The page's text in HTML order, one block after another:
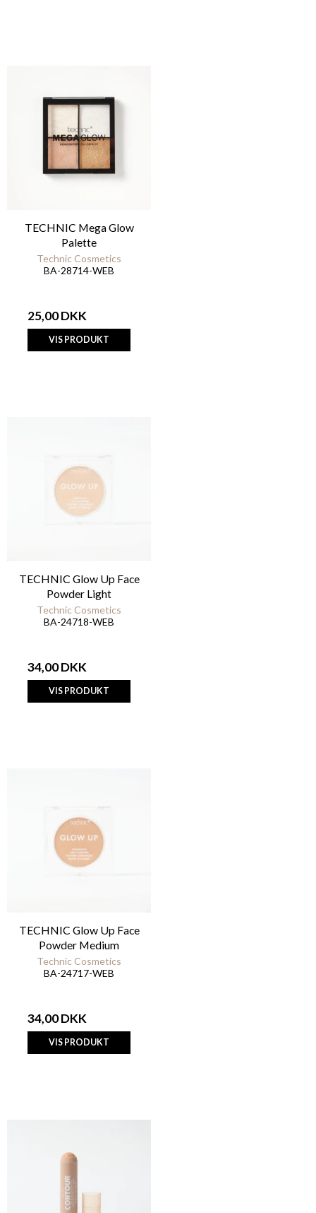
TECHNIC Mega Glow
Palette
Technic Cosmetics
BA-28714-WEB
25,00 DKK
VIS PRODUKT
TECHNIC Glow Up Face
Powder Light
Technic Cosmetics
BA-24718-WEB
34,00 DKK
VIS PRODUKT
TECHNIC Glow Up Face
Powder Medium
Technic Cosmetics
BA-24717-WEB
34,00 DKK
VIS PRODUKT